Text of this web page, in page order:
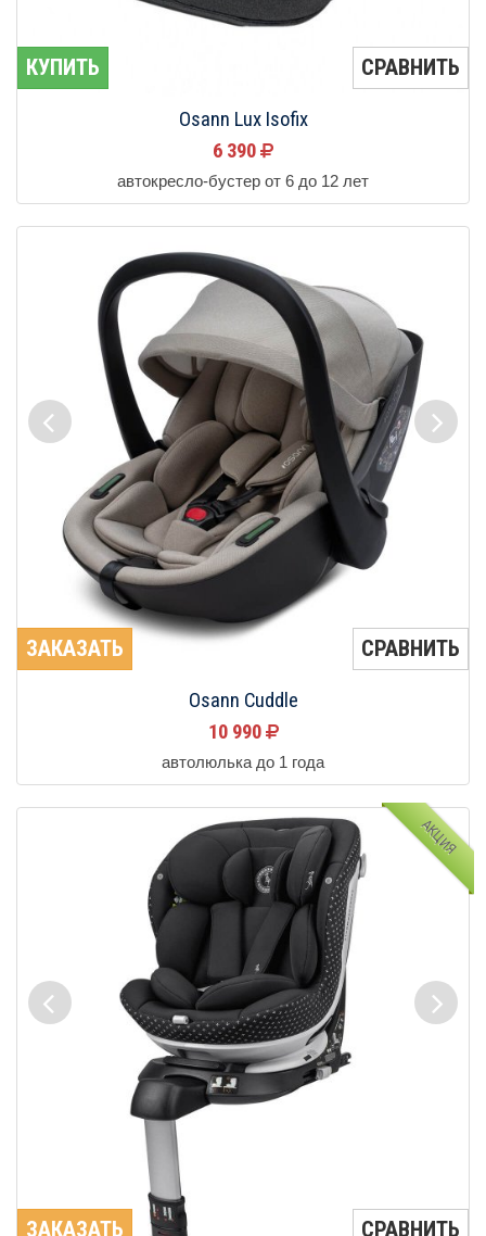
КУПИТЬ СРАВНИТЬ
Osann Lux Isofix
6 390
автокресло-бустер от 6 до 12 лет
ЗАКАЗАТЬ СРАВНИТЬ
Osann Cuddle
10 990
автолюлька до 1 года
АКЦИЯ
ЗАКАЗАТЬ СРАВНИТЬ